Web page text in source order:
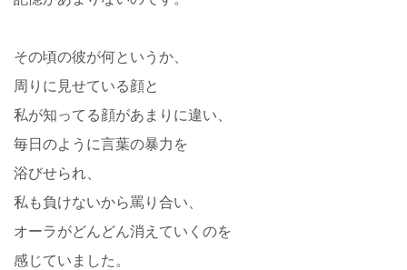
その頃の彼が何というか、
周りに見せている顔と
私が知ってる顔があまりに違い、
毎日のように言葉の暴力を
浴びせられ、
私も負けないから罵り合い、
オーラがどんどん消えていくのを
感じていました。